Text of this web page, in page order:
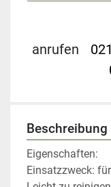
anrufen
Beschreibung
Eigenschaften:
Einsatzzweck: